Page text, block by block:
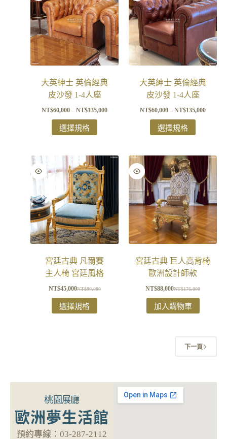
大英紳士 英倫經典
皮沙發 1-4人座
NT$60,000 – NT$135,000
選擇規格
大英紳士 英倫經典
皮沙發 1-4人座
NT$60,000 – NT$135,000
選擇規格
宮廷古典 凡爾賽
主人椅 宮廷風格
NT$90,000
NT$45,000
選擇規格
宮廷古典 巨人高背椅
歐洲設計師款
NT$176,000
NT$88,000
加入購物車
下一頁
桃園展廳
歐洲夢生活館
預約專線： 03-287-2112